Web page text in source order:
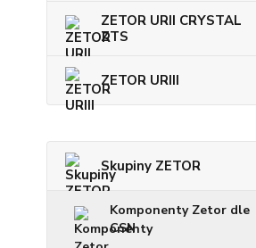
ZETOR URII CRYSTAL
ZTS
ZETOR URIII
Skupiny ZETOR
Komponenty Zetor dle
CSN